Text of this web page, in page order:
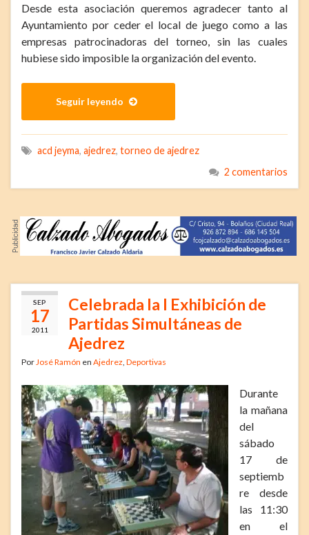
Desde esta asociación queremos agradecer tanto al
Ayuntamiento por ceder el local de juego como a las
empresas patrocinadoras del torneo, sin las cuales
hubiese sido imposible la organización del evento.
Seguir leyendo
acd jeyma, ajedrez, torneo de ajedrez
2 comentarios
SEP
17
2011
Celebrada la I Exhibición de
Partidas Simultáneas de
Ajedrez
PorJosé Ramón en Ajedrez, Deportivas
Durante
la mañana
del
sábado
17 de
septiemb
re desde
las 11:30
en el